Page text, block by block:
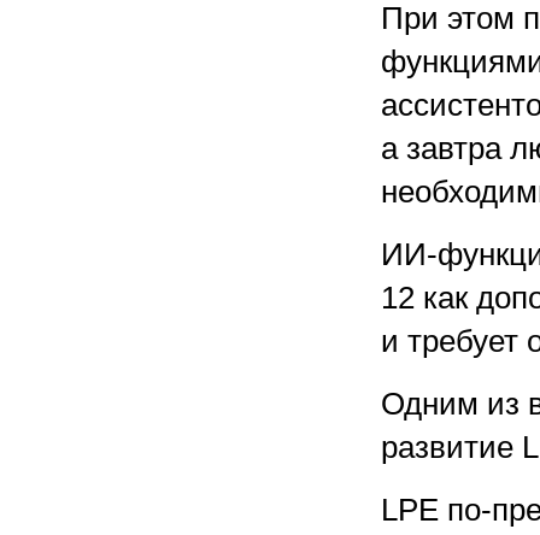
При этом
а завтра
ИИ-
12 как
и требует
Одним из
развитие
LPE по-